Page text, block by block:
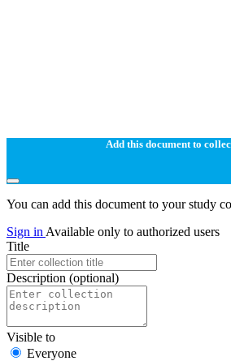
Add this document to
You can add this document to your study
Sign in Available only to authorized users
Title
Description (optional)
Visible to
Everyone